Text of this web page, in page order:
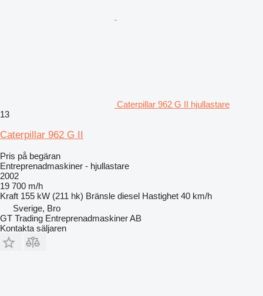
Caterpillar 962 G II hjullastare
13
Caterpillar 962 G II
Pris på begäran
Entreprenadmaskiner - hjullastare
2002
19 700 m/h
Kraft 155 kW (211 hk) Bränsle diesel Hastighet 40 km/h
Sverige, Bro
GT Trading Entreprenadmaskiner AB
Kontakta säljaren